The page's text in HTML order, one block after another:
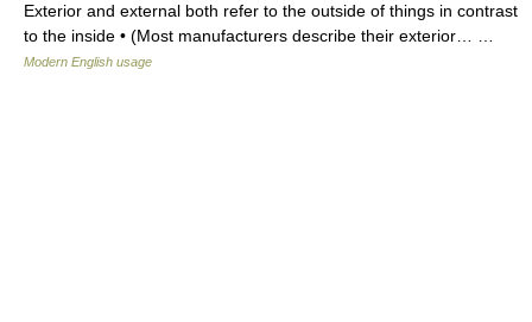
Exterior and external both refer to the outside of things in contrast
to the inside • (Most manufacturers describe their exterior… …
Modern English usage